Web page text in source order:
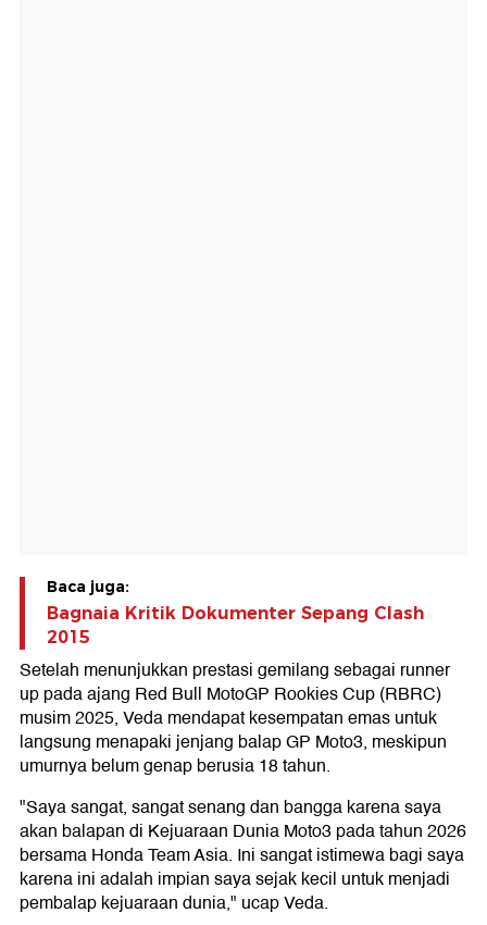
Baca juga:
Bagnaia Kritik Dokumenter Sepang Clash
2015
Setelah menunjukkan prestasi gemilang sebagai runner
up pada ajang Red Bull MotoGP Rookies Cup (RBRC)
musim 2025, Veda mendapat kesempatan emas untuk
langsung menapaki jenjang balap GP Moto3, meskipun
umurnya belum genap berusia 18 tahun.
"Saya sangat, sangat senang dan bangga karena saya
akan balapan di Kejuaraan Dunia Moto3 pada tahun 2026
bersama Honda Team Asia. Ini sangat istimewa bagi saya
karena ini adalah impian saya sejak kecil untuk menjadi
pembalap kejuaraan dunia," ucap Veda.